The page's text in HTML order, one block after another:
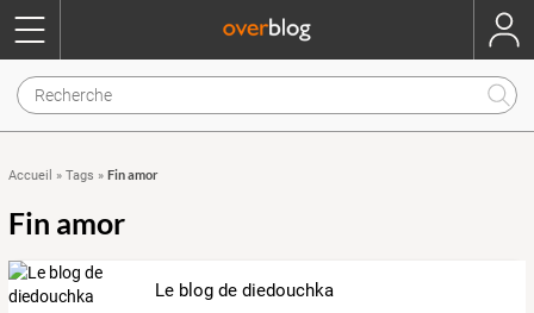
Accueil » Tags » Fin amor
Fin amor
Le blog de diedouchka